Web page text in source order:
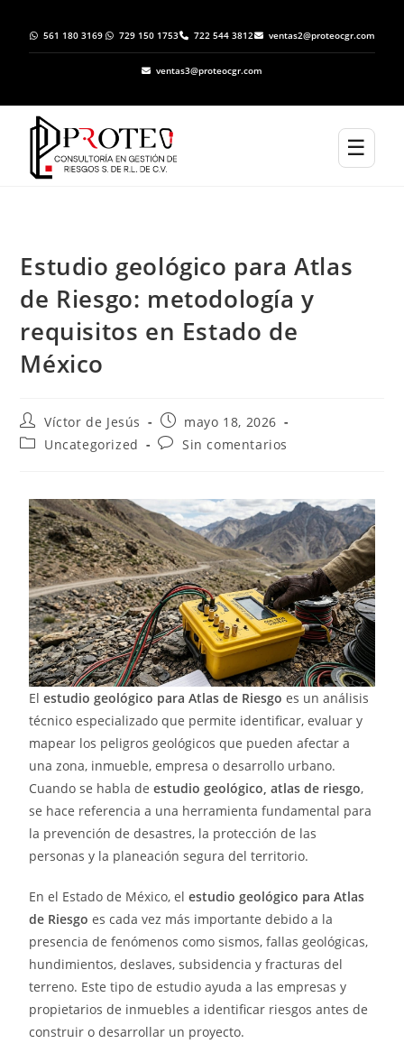
561 180 3169 729 150 1753 722 544 3812 ventas2@proteocgr.com
ventas3@proteocgr.com
☰
Estudio geológico para Atlas
de Riesgo: metodología y
requisitos en Estado de
México
Víctor de Jesús
mayo 18, 2026
Uncategorized
Sin comentarios
Elestudio geológico para Atlas de Riesgo es un análisis
técnico especializado que permite identificar, evaluar y
mapear los peligros geológicos que pueden afectar a
una zona, inmueble, empresa o desarrollo urbano.
Cuando se habla deestudio geológico, atlas de riesgo,
se hace referencia a una herramienta fundamental para
la prevención de desastres, la protección de las
personas y la planeación segura del territorio.
En el Estado de México, elestudio geológico para Atlas
de Riesgo es cada vez más importante debido a la
presencia de fenómenos como sismos, fallas geológicas,
hundimientos, deslaves, subsidencia y fracturas del
terreno. Este tipo de estudio ayuda a las empresas y
propietarios de inmuebles a identificar riesgos antes de
construir o desarrollar un proyecto.